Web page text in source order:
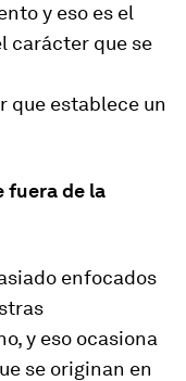
y eso es el
carácter que se
que establece un
fuera de la
enfocados
y eso ocasiona
se originan en